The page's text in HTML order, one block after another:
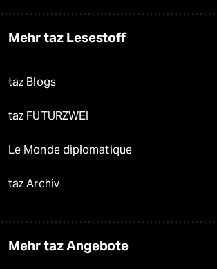
Mehr taz Lesestoff
taz Blogs
taz FUTURZWEI
Le Monde diplomatique
taz Archiv
Mehr taz Angebote